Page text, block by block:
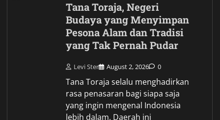
Tana Toraja, Negeri
Budaya yang Menyimpan
Pesona Alam dan Tradisi
yang Tak Pernah Pudar
Levi Ster August 2, 2026 0
Tana Toraja selalu menghadirkan
rasa penasaran bagi siapa saja
yang ingin mengenal Indonesia
lebih dalam. Daerah ini